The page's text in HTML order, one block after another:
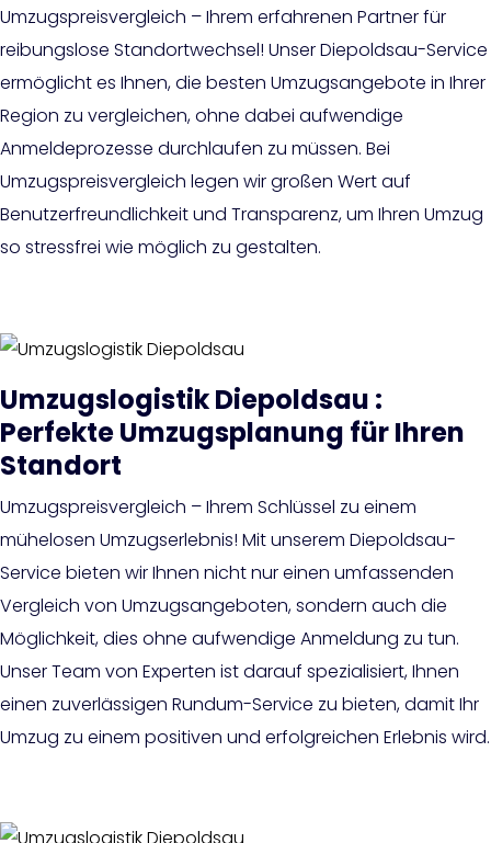
Umzugspreisvergleich – Ihrem erfahrenen Partner für
reibungslose Standortwechsel! Unser Diepoldsau-Service
ermöglicht es Ihnen, die besten Umzugsangebote in Ihrer
Region zu vergleichen, ohne dabei aufwendige
Anmeldeprozesse durchlaufen zu müssen. Bei
Umzugspreisvergleich legen wir großen Wert auf
Benutzerfreundlichkeit und Transparenz, um Ihren Umzug
so stressfrei wie möglich zu gestalten.
Umzugslogistik Diepoldsau :
Perfekte Umzugsplanung für Ihren
Standort
Umzugspreisvergleich – Ihrem Schlüssel zu einem
mühelosen Umzugserlebnis! Mit unserem Diepoldsau-
Service bieten wir Ihnen nicht nur einen umfassenden
Vergleich von Umzugsangeboten, sondern auch die
Möglichkeit, dies ohne aufwendige Anmeldung zu tun.
Unser Team von Experten ist darauf spezialisiert, Ihnen
einen zuverlässigen Rundum-Service zu bieten, damit Ihr
Umzug zu einem positiven und erfolgreichen Erlebnis wird.